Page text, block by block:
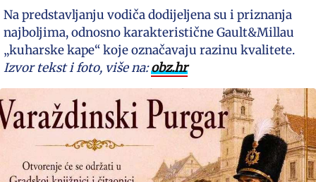
Na predstavljanju vodiča dodijeljena su i priznanja
najboljima, odnosno karakteristične Gault&Millau
„kuharske kape“ koje označavaju razinu kvalitete.
Izvor tekst i foto, više na:obz.hr